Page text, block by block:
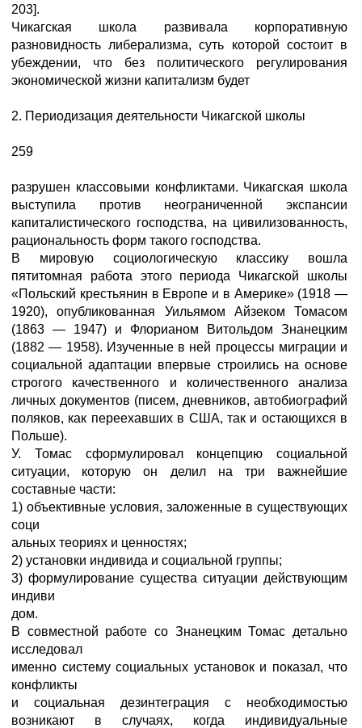
203].
Чикагская школа развивала корпоративную
разновидность либерализма, суть которой состоит в
убеждении, что без политического регулирования
экономической жизни капитализм будет
2. Периодизация деятельности Чикагской школы
259
разрушен классовыми конфликтами. Чикагская школа
выступила против неограниченной экспансии
капиталистического господства, на цивилизованность,
рациональность форм такого господства.
В мировую социологическую классику вошла
пятитомная работа этого периода Чикагской школы
«Польский крестьянин в Европе и в Америке» (1918 —
1920), опубликованная Уильямом Айзеком Томасом
(1863 — 1947) и Флорианом Витольдом Знанецким
(1882 — 1958). Изученные в ней процессы миграции и
социальной адаптации впервые строились на основе
строгого качественного и количественного анализа
личных документов (писем, дневников, автобиографий
поляков, как переехавших в США, так и остающихся в
Польше).
У. Томас сформулировал концепцию социальной
ситуации, которую он делил на три важнейшие
составные части:
1) объективные условия, заложенные в существующих
соци
альных теориях и ценностях;
2) установки индивида и социальной группы;
3) формулирование существа ситуации действующим
индиви
дом.
В совместной работе со Знанецким Томас детально
исследовал
именно систему социальных установок и показал, что
конфликты
и социальная дезинтеграция с необходимостью
возникают в случаях, когда индивидуальные